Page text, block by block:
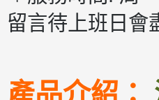
留言待上班日會
產品介紹：